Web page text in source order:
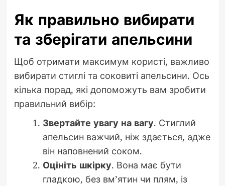
Як правильно вибирати
та зберігати апельсини
Щоб отримати максимум користі, важливо
вибирати стиглі та соковиті апельсини. Ось
кілька порад, які допоможуть вам зробити
правильний вибір:
Звертайте увагу на вагу. Стиглий
апельсин важчий, ніж здається, адже
він наповнений соком.
Оцініть шкірку. Вона має бути
гладкою, без вм’ятин чи плям, із